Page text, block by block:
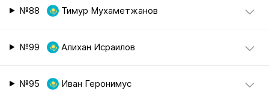
№88 Тимур Мухаметжанов
№99 Алихан Исраилов
№95 Иван Геронимус